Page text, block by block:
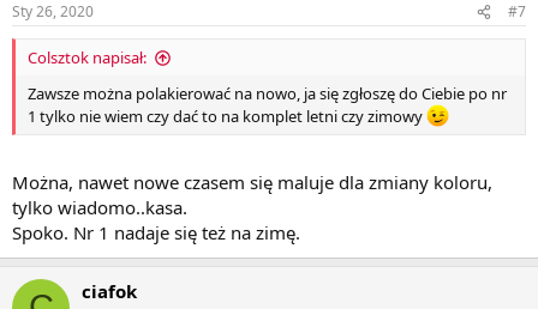
Sty 26, 2020 #7
Colsztok napisał:
Zawsze można polakierować na nowo, ja się zgłoszę do Ciebie po nr
1 tylko nie wiem czy dać to na komplet letni czy zimowy
Można, nawet nowe czasem się maluje dla zmiany koloru,
tylko wiadomo..kasa.
Spoko. Nr 1 nadaje się też na zimę.
ciafok